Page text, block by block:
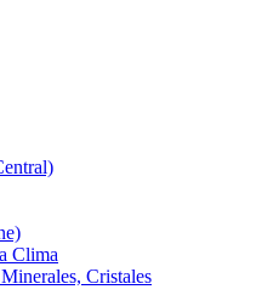
Clima
Cristales